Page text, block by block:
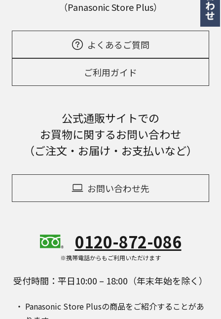
（Panasonic Store Plus）
よくあるご質問
ご利用ガイド
公式通販サイトでの
お買物に関するお問い合わせ
（ご注文・お届け・お支払いなど）
お問い合わせ先
0120-872-086
※携帯電話からもご利用いただけます
受付時間：平日10:00 – 18:00（年末年始を除く）
Panasonic Store Plusの商品をご紹介することがあ